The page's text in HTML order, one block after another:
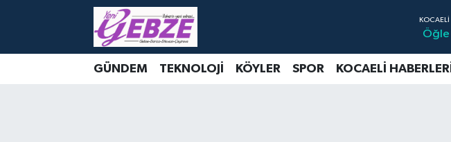
Öğle
GÜNDEM TEKNOLOJİ KÖYLER SPOR KOCAELİ HABERLERİ
Nöbetçi Eczaneler